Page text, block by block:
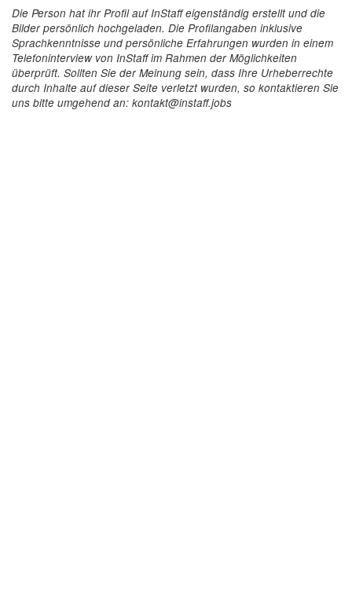
Die Person hat ihr Profil auf InStaff eigenständig erstellt und die
Bilder persönlich hochgeladen. Die Profilangaben inklusive
Sprachkenntnisse und persönliche Erfahrungen wurden in einem
Telefoninterview von InStaff im Rahmen der Möglichkeiten
überprüft. Sollten Sie der Meinung sein, dass Ihre Urheberrechte
durch Inhalte auf dieser Seite verletzt wurden, so kontaktieren Sie
uns bitte umgehend an: kontakt@instaff.jobs